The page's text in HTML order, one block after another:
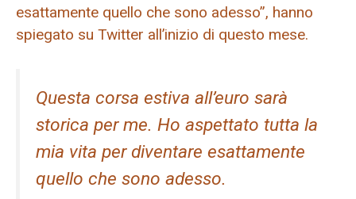
esattamente quello che sono adesso”, hanno
spiegato su Twitter all’inizio di questo mese.
Questa corsa estiva all’euro sarà
storica per me. Ho aspettato tutta la
mia vita per diventare esattamente
quello che sono adesso.